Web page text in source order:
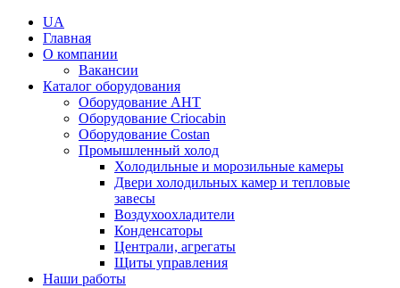
UA
Главная
О компании
Вакансии
Каталог оборудования
Оборудование AHT
Оборудование Criocabin
Оборудование Costan
Промышленный холод
Холодильные и морозильные камеры
Двери холодильных камер и тепловые
завесы
Воздухоохладители
Конденсаторы
Централи, агрегаты
Щиты управления
Наши работы